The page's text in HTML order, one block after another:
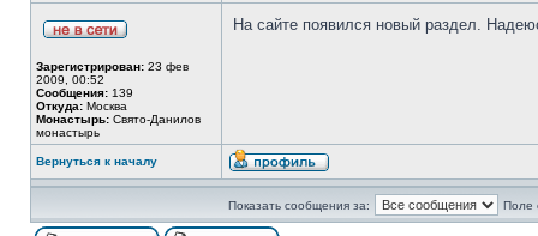
Зарегистрирован: 23 фев
2009, 00:52
Сообщения: 139
Откуда: Москва
Монастырь: Свято-Данилов
монастырь
На сайте появился новый раздел.
Вернуться к началу
Показать сообщения за: Поле